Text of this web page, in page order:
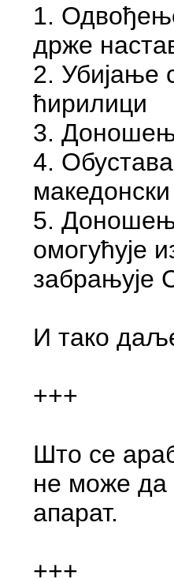
1.
држе
2. Убијање
ћирилици
3.
4.
5.
омогућује
забрањује
И тако
+++
Што се
не може да
апарат.
+++